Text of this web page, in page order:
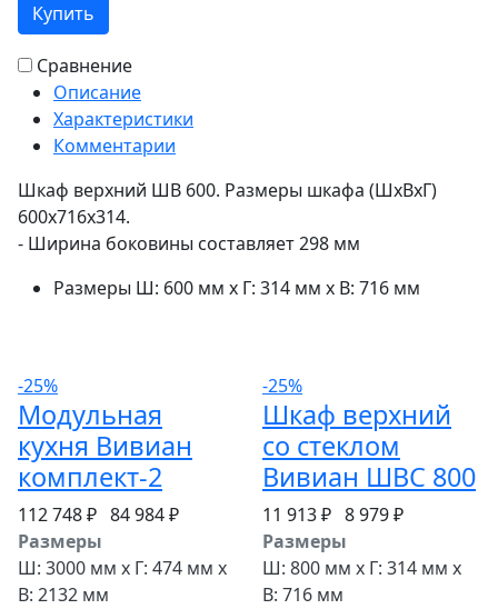
Купить
Сравнение
Описание
Характеристики
Комментарии
Шкаф верхний ШВ 600. Размеры шкафа (ШхВхГ)
600х716х314.
- Ширина боковины составляет 298 мм
Размеры Ш: 600 мм x Г: 314 мм x В: 716 мм
-25%
Модульная
кухня Вивиан
комплект-2
112 748 ₽ 84 984 ₽
Размеры
Ш: 3000 мм x Г: 474 мм x
В: 2132 мм
-25%
Шкаф верхний
со стеклом
Вивиан ШВС 800
11 913 ₽ 8 979 ₽
Размеры
Ш: 800 мм x Г: 314 мм x
В: 716 мм